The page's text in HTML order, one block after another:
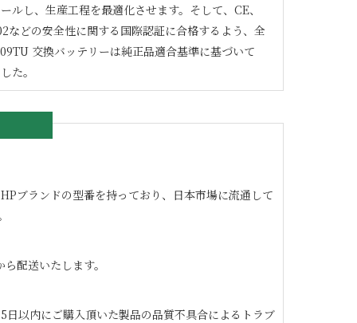
ルし、生産工程を最適化させます。そして、CE、
などの安全性に関する国際認証に合格するよう、全
交換バッテリーは純正品適合基準に基づいて
た。
ブランドの型番を持っており、日本市場に流通して
配送いたします。
以内にご購入頂いた製品の品質不具合によるトラブ